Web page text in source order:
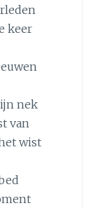
keer
nek
van
wist